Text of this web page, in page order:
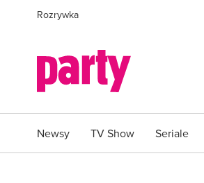
Rozrywka
Newsy TV Show Seriale